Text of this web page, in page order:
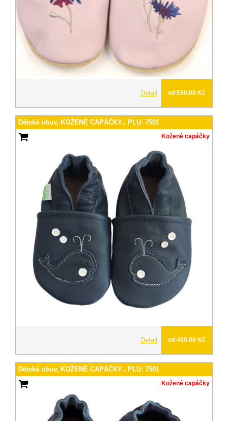
Detail od 590.00 Kč
Dětská obuv, KOŽENÉ CAPÁČKY., PLU: 7501
Kožené capáčky
Detail od 499.00 Kč
Dětská obuv, KOŽENÉ CAPÁČKY., PLU: 7501
Kožené capáčky